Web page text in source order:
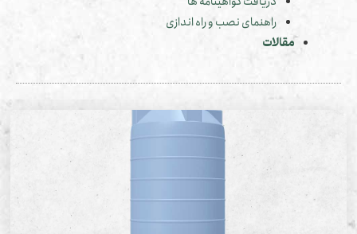
راهنمای نصب و راه اندازی
مقالات